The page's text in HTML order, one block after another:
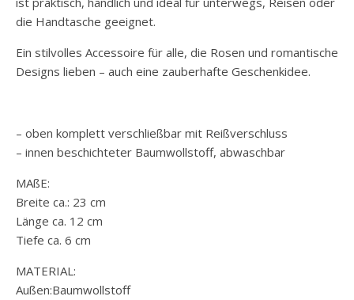
die Handtasche geeignet.
Ein stilvolles Accessoire für alle, die Rosen und romantische
Designs lieben – auch eine zauberhafte Geschenkidee.
– oben komplett verschließbar mit Reißverschluss
– innen beschichteter Baumwollstoff, abwaschbar
MAßE:
Breite ca.: 23 cm
Länge ca. 12 cm
Tiefe ca. 6 cm
MATERIAL:
Außen:Baumwollstoff